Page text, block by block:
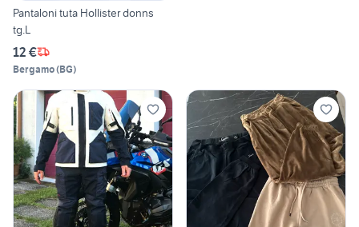
Pantaloni tuta Hollister donns
tg.L
12 €
Bergamo(BG)